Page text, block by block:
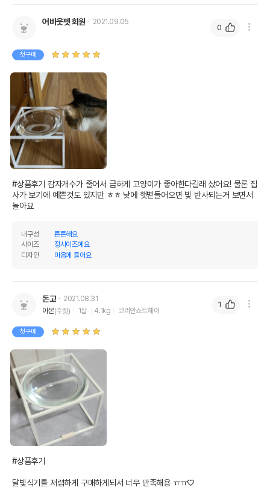
어바웃펫 회원 2021.09.05
첫구매
#상품후기 감자개수가 줄어서 급하게 고양이가 좋아한다길래 샀어요! 물론 집
사가 보기에 예쁜것도 있지만 ㅎㅎ 낮에 햇볕들어오면 빛 반사되는거 보면서
놀아요
내구성
튼튼해요
사이즈
정사이즈예요
디자인
마음에 들어요
0
돈고
2021.08.31
아몬(수컷) 1살 4.1kg 코리안쇼트헤어
첫구매
#상품후기
달빛식기를 저렴하게 구매하게되서 너무 만족해용 ㅠㅠ♡
1